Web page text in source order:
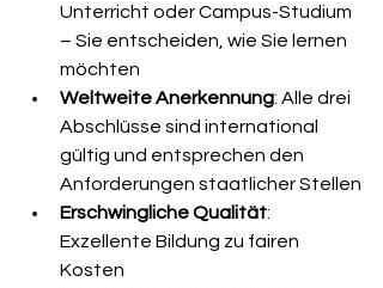
Unterricht oder Campus-Studium
– Sie entscheiden, wie Sie lernen
möchten
Weltweite Anerkennung: Alle drei
Abschlüsse sind international
gültig und entsprechen den
Anforderungen staatlicher Stellen
Erschwingliche Qualität:
Exzellente Bildung zu fairen
Kosten